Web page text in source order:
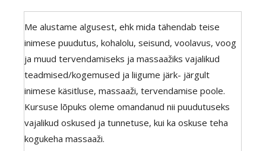
Me alustame algusest, ehk mida tähendab teise
inimese puudutus, kohalolu, seisund, voolavus, voog
ja muud tervendamiseks ja massaažiks vajalikud
teadmised/kogemused ja liigume järk- järgult
inimese käsitluse, massaaži, tervendamise poole.
Kursuse lõpuks oleme omandanud nii puudutuseks
vajalikud oskused ja tunnetuse, kui ka oskuse teha
kogukeha massaaži.